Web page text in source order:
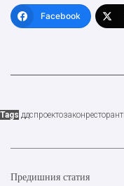
Facebook
Tags ддспроектозакон
Предишния статия